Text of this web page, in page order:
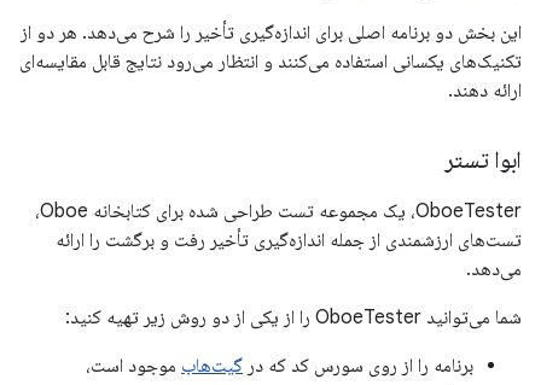
این بخش دو برنامه اصلی برای اندازه‌گیری تأخیر را شرح می‌دهد. هر دو از
تکنیک‌های یکسانی استفاده می‌کنند و انتظار می‌رود نتایج قابل مقایسه‌ای
ارائه دهند.
ابوا تستر
OboeTester، یک مجموعه تست طراحی شده برای کتابخانه Oboe،
تست‌های ارزشمندی از جمله اندازه‌گیری تأخیر رفت و برگشت را ارائه
می‌دهد.
شما می‌توانید OboeTester را از یکی از دو روش زیر تهیه کنید:
برنامه را از روی سورس کد که در گیت‌هاب موجود است،